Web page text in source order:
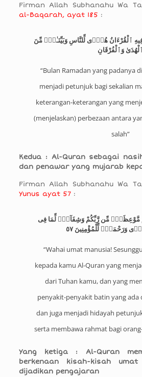
Firman Allah Subhanahu Wa
al-Baqarah, ayat 185 :
ٱلْقُرْءَانُ هُدًۭى لِّلنَّاسِ وَبَيِّنَـٰتٍۢ مِّنَ
ٱلْهُدَىٰ وَٱلْفُرْقَانِ
“Bulan Ramadan yang padanya
menjadi petunjuk bagi sekalian
keterangan-keterangan yang
(menjelaskan) perbezaan antara
salah”
Kedua : Al-Quran sebagai
dan penawar yang mujarab
Firman Allah Subhanahu Wa
Yunus ayat 57:
مَّوْعِظَةٌۭ مِّن رَّبِّكُمْ وَشِفَآءٌۭ لِّمَا فِى
وَرَحْمَةٌۭ لِّلْمُؤْمِنِينَ ٥٧
“Wahai umat manusia!
kepada kamu Al-Quran yang
dari Tuhan kamu, dan yang
penyakit-penyakit batin yang ada
dan juga menjadi hidayah
serta membawa rahmat bagi
Yang ketiga : Al-Quran
berkenaan kisah-kisah
dijadikan pengajaran